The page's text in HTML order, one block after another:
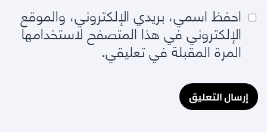
احفظ اسمي، بريدي الإلكتروني، والموقع
الإلكتروني في هذا المتصفح لاستخدامها
المرة المقبلة في تعليقي.